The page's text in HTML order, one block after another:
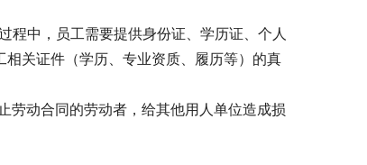
程中，员工需要提供身份证、学历证、个人
关证件（学历、专业资质、履历等）的真
劳动合同的劳动者，给其他用人单位造成损